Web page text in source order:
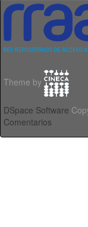
Theme by
DSpace Software
Comentarios